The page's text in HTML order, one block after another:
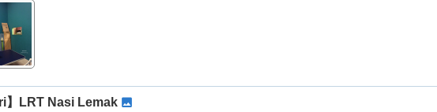
】LRT Nasi Lemak